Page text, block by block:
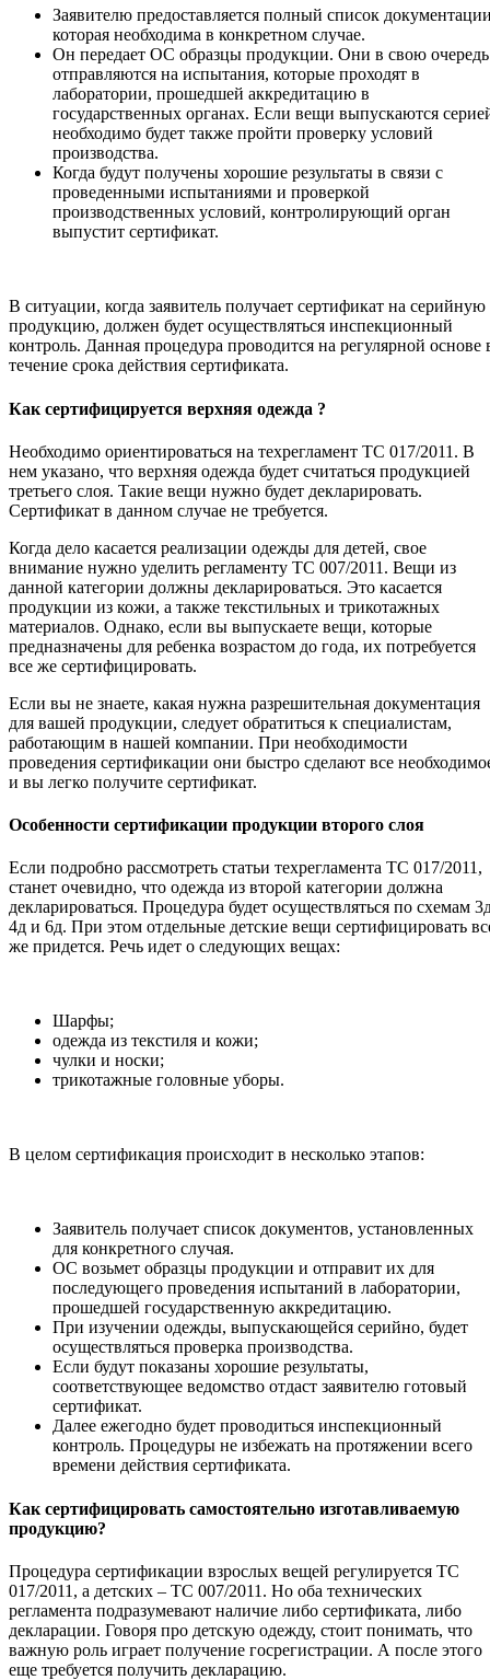
Заявителю предоставляется полный список
которая необходима в конкретном случае.
Он передает ОС образцы продукции. Они в свою очередь
отправляются на испытания, которые проходят в
лаборатории, прошедшей аккредитацию в
государственных органах. Если вещи выпускаются
необходимо будет также пройти проверку условий
производства.
Когда будут получены хорошие результаты в связи с
проведенными испытаниями и проверкой
производственных условий, контролирующий орган
выпустит сертификат.
В ситуации, когда заявитель получает сертификат на серийную
продукцию, должен будет осуществляться инспекционный
контроль. Данная процедура проводится на регулярной основе
течение срока действия сертификата.
Как сертифицируется верхняя одежда ?
Необходимо ориентироваться на техрегламент ТС 017/2011. В
нем указано, что верхняя одежда будет считаться продукцией
третьего слоя. Такие вещи нужно будет декларировать.
Сертификат в данном случае не требуется.
Когда дело касается реализации одежды для детей, свое
внимание нужно уделить регламенту ТС 007/2011. Вещи из
данной категории должны декларироваться. Это касается
продукции из кожи, а также текстильных и трикотажных
материалов. Однако, если вы выпускаете вещи, которые
предназначены для ребенка возрастом до года, их потребуется
все же сертифицировать.
Если вы не знаете, какая нужна разрешительная документация
для вашей продукции, следует обратиться к специалистам,
работающим в нашей компании. При необходимости
проведения сертификации они быстро сделают все
и вы легко получите сертификат.
Особенности сертификации продукции второго слоя
Если подробно рассмотреть статьи техрегламента ТС 017/2011,
станет очевидно, что одежда из второй категории должна
декларироваться. Процедура будет осуществляться по схемам
4д и 6д. При этом отдельные детские вещи сертифицировать
же придется. Речь идет о следующих вещах:
Шарфы;
одежда из текстиля и кожи;
чулки и носки;
трикотажные головные уборы.
В целом сертификация происходит в несколько этапов:
Заявитель получает список документов, установленных
для конкретного случая.
ОС возьмет образцы продукции и отправит их для
последующего проведения испытаний в лаборатории,
прошедшей государственную аккредитацию.
При изучении одежды, выпускающейся серийно, будет
осуществляться проверка производства.
Если будут показаны хорошие результаты,
соответствующее ведомство отдаст заявителю готовый
сертификат.
Далее ежегодно будет проводиться инспекционный
контроль. Процедуры не избежать на протяжении всего
времени действия сертификата.
Как сертифицировать самостоятельно изготавливаемую
продукцию?
Процедура сертификации взрослых вещей регулируется ТС
017/2011, а детских – ТС 007/2011. Но оба технических
регламента подразумевают наличие либо сертификата, либо
декларации. Говоря про детскую одежду, стоит понимать, что
важную роль играет получение госрегистрации. А после этого
еще требуется получить декларацию.